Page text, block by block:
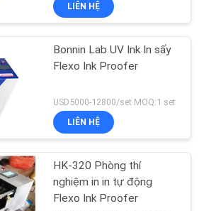
LIÊN HỆ
Bonnin Lab UV Ink In sấy
Flexo Ink Proofer
USD5000-12800/set MOQ:1 set
LIÊN HỆ
HK-320 Phòng thí
nghiệm in in tự động
Flexo Ink Proofer